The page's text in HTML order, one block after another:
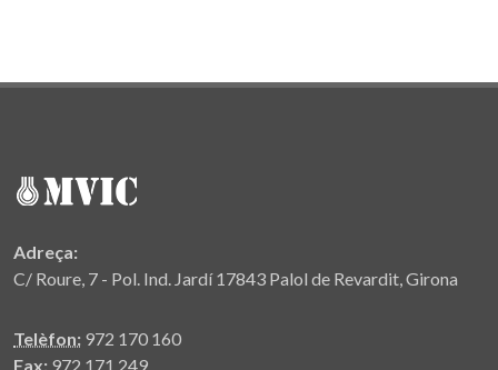
Adreça:
C/ Roure, 7 - Pol. Ind. Jardí 17843 Palol de Revardit, Girona
Telèfon: 972 170 160
Fax: 972 171 249